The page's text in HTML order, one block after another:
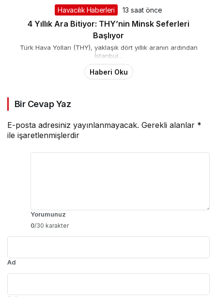
Havacılık Haberleri 13 saat önce
4 Yıllık Ara Bitiyor: THY’nin Minsk Seferleri
Başlıyor
Türk Hava Yolları (THY), yaklaşık dört yıllık aranın ardından
İstanbul...
Bir Cevap Yaz
Yorumunuz